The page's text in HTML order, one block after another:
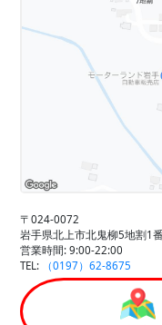
〒024-0072
岩手県北上市北鬼柳5地割1
営業時間: 9:00-22:00
TEL:
（0197）62-8675